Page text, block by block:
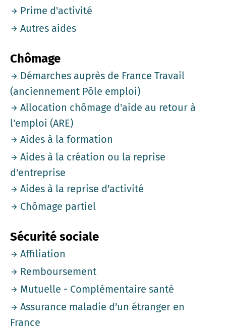
Prime d'activité
Autres aides
Chômage
Démarches auprès de France Travail
(anciennement Pôle emploi)
Allocation chômage d'aide au retour à
l'emploi (ARE)
Aides à la formation
Aides à la création ou la reprise
d'entreprise
Aides à la reprise d'activité
Chômage partiel
Sécurité sociale
Affiliation
Remboursement
Mutuelle - Complémentaire santé
Assurance maladie d'un étranger en
France